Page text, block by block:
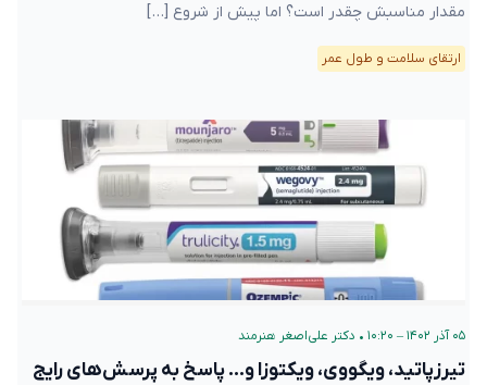
مقدار مناسبش چقدر است؟ اما پیش از شروع […]
ارتقای سلامت و طول عمر
۰۵ آذر ۱۴۰۲ – ۱۰:۲۰ • دکتر علی‌اصغر هنرمند
تیرزپاتید، ویگووی، ویکتوزا و… پاسخ به پرسش‌های رایج